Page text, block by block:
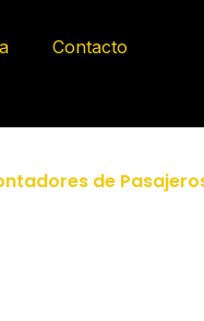
Contacto
de